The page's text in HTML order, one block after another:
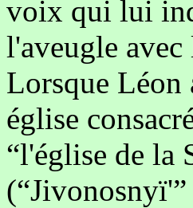
voix qui lui
l'aveugle avec
Lorsque Léon
église
“l'église de la